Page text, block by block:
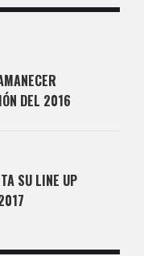
DEL 2016
SU LINE UP